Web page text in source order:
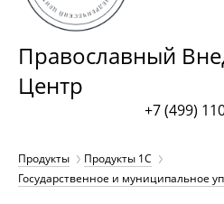
Православный
Центр
+7 (499)
Продукты
Продукты 1С
Государственное и муниципальное